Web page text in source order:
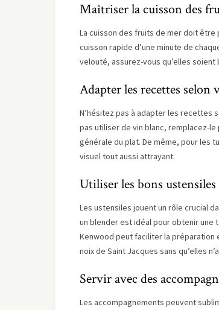
Maîtriser la cuisson des
La cuisson des fruits de mer doit être
cuisson rapide d’une minute de
velouté, assurez-vous qu’elles
Adapter les recettes selon
N’hésitez pas à adapter les recettes
pas utiliser de vin blanc, remplacez-le
générale du plat. De même, pour les
visuel tout aussi attrayant.
Utiliser les bons ustensiles
Les ustensiles jouent un rôle crucial
un blender est idéal pour obtenir une
Kenwood peut faciliter la préparation
noix de Saint Jacques sans qu’elles
Servir avec des
Les accompagnements peuvent